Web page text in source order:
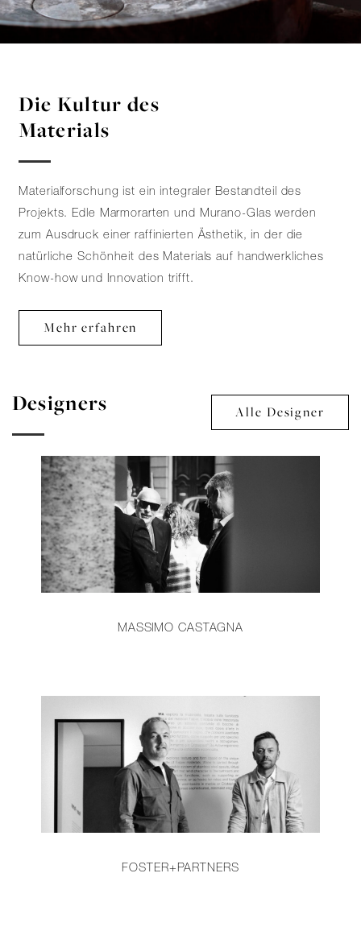
Die Kultur des
Materials
Materialforschung ist ein integraler Bestandteil des
Projekts. Edle Marmorarten und Murano-Glas werden
zum Ausdruck einer raffinierten Ästhetik, in der die
natürliche Schönheit des Materials auf handwerkliches
Know-how und Innovation trifft.
Mehr erfahren
Designers Alle Designer
MASSIMO CASTAGNA
FOSTER+PARTNERS